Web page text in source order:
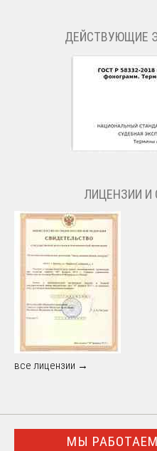
ДЕЙСТВУЮЩИЕ
ЛИЦЕНЗИИ И
все лицензии →
МЫ